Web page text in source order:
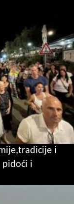
i
pidoći i